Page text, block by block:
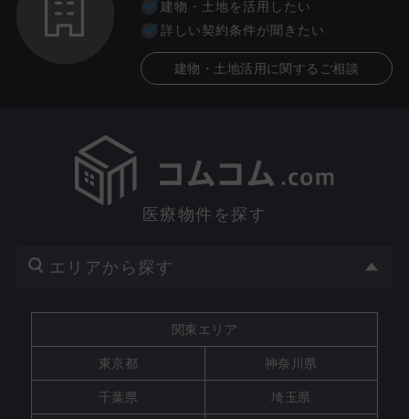
建物・土地を活用したい
詳しい契約条件が聞きたい
建物・土地活用に関するご相談
医療物件を探す
エリアから探す
関東エリア
東京都 神奈川県
千葉県 埼玉県